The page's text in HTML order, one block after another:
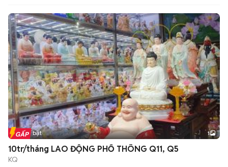
Tin nổi bật 1
10tr/tháng LAO ĐỘNG PHỔ THÔNG Q11, Q5
KQ